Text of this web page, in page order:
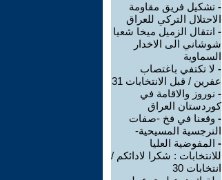
- تشكيل فريق مقاومة
الاحتلال التركي للعراق
- انتقال الزميل ميخا شعيا
شوشاني الى الاخدار
السماوية
- لا تكتفي باغتصاب
عفرين / قبل الانتخابات 31
- نوروز والاقامة في
كوردستان العراق
- وقعنا في فخ -صفات
النرجسية المسيحية-
- المفوضية العليا
للانتخابات : شكرا لادائكم /
انتخابات 30